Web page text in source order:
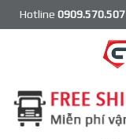
Hotline 0909.570.507